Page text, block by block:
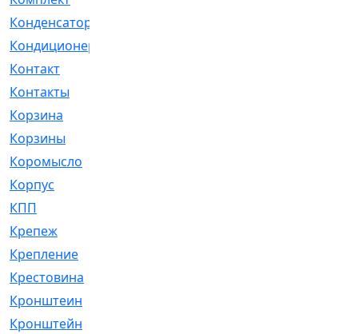
Конденсатор
Кондиционер
Контакт
Контакты
Корзина
Корзины
Коромысло
Корпус
КПП
Крепеж
Крепление
Крестовина
Кронштеин
Кронштейн